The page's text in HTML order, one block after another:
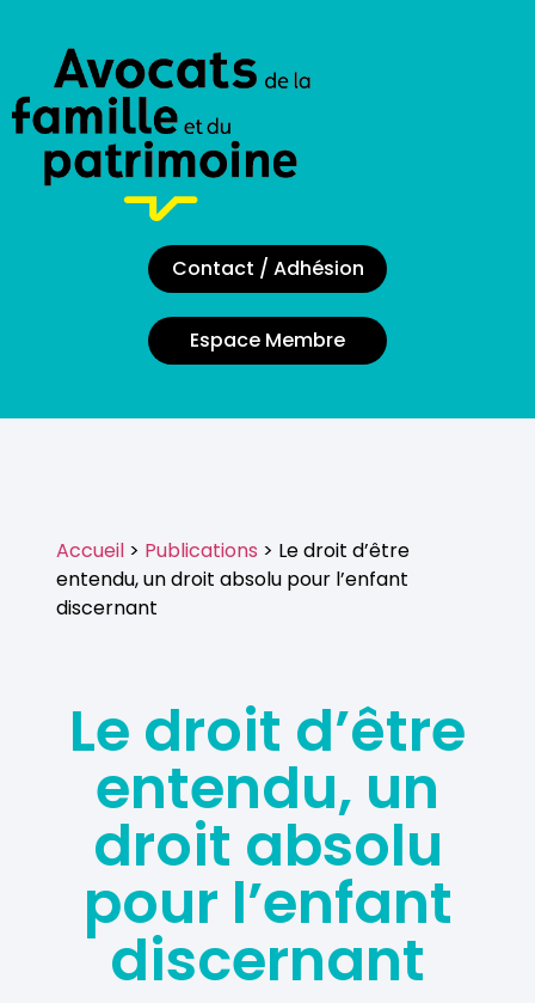
Contact / Adhésion
Espace Membre
Accueil> Publications > Le droit d’être
entendu, un droit absolu pour l’enfant
discernant
Le droit d’être
entendu, un
droit absolu
pour l’enfant
discernant